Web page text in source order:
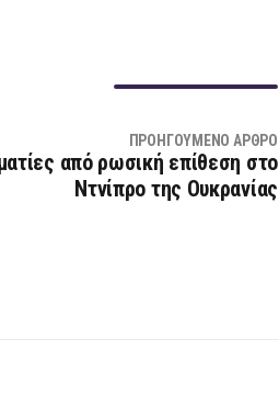
ΠΡΟΗΓΟΎΜΕΝΟ ΆΡΘΡΟ
από ρωσική επίθεση στο
Ντνίπρο της Ουκρανίας